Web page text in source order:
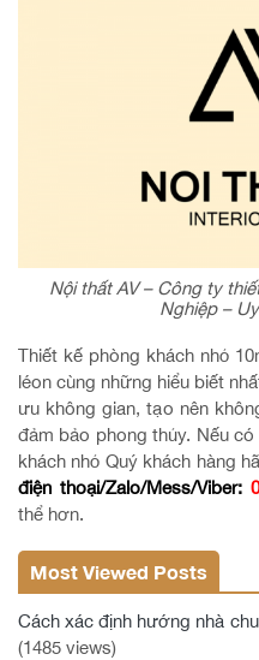
Nội thất AV – Công ty
Nghiệp –
Thiết kế phòng khách nhỏ
léon cùng những hiểu biết
ưu không gian, tạo nên
đảm bảo phong thủy. Nếu
khách nhỏ Quý khách hàng
điện thoại/Zalo/Mess/Viber:
thể hơn.
Most Viewed Posts
Cách xác định hướng nhà
(1485 views)